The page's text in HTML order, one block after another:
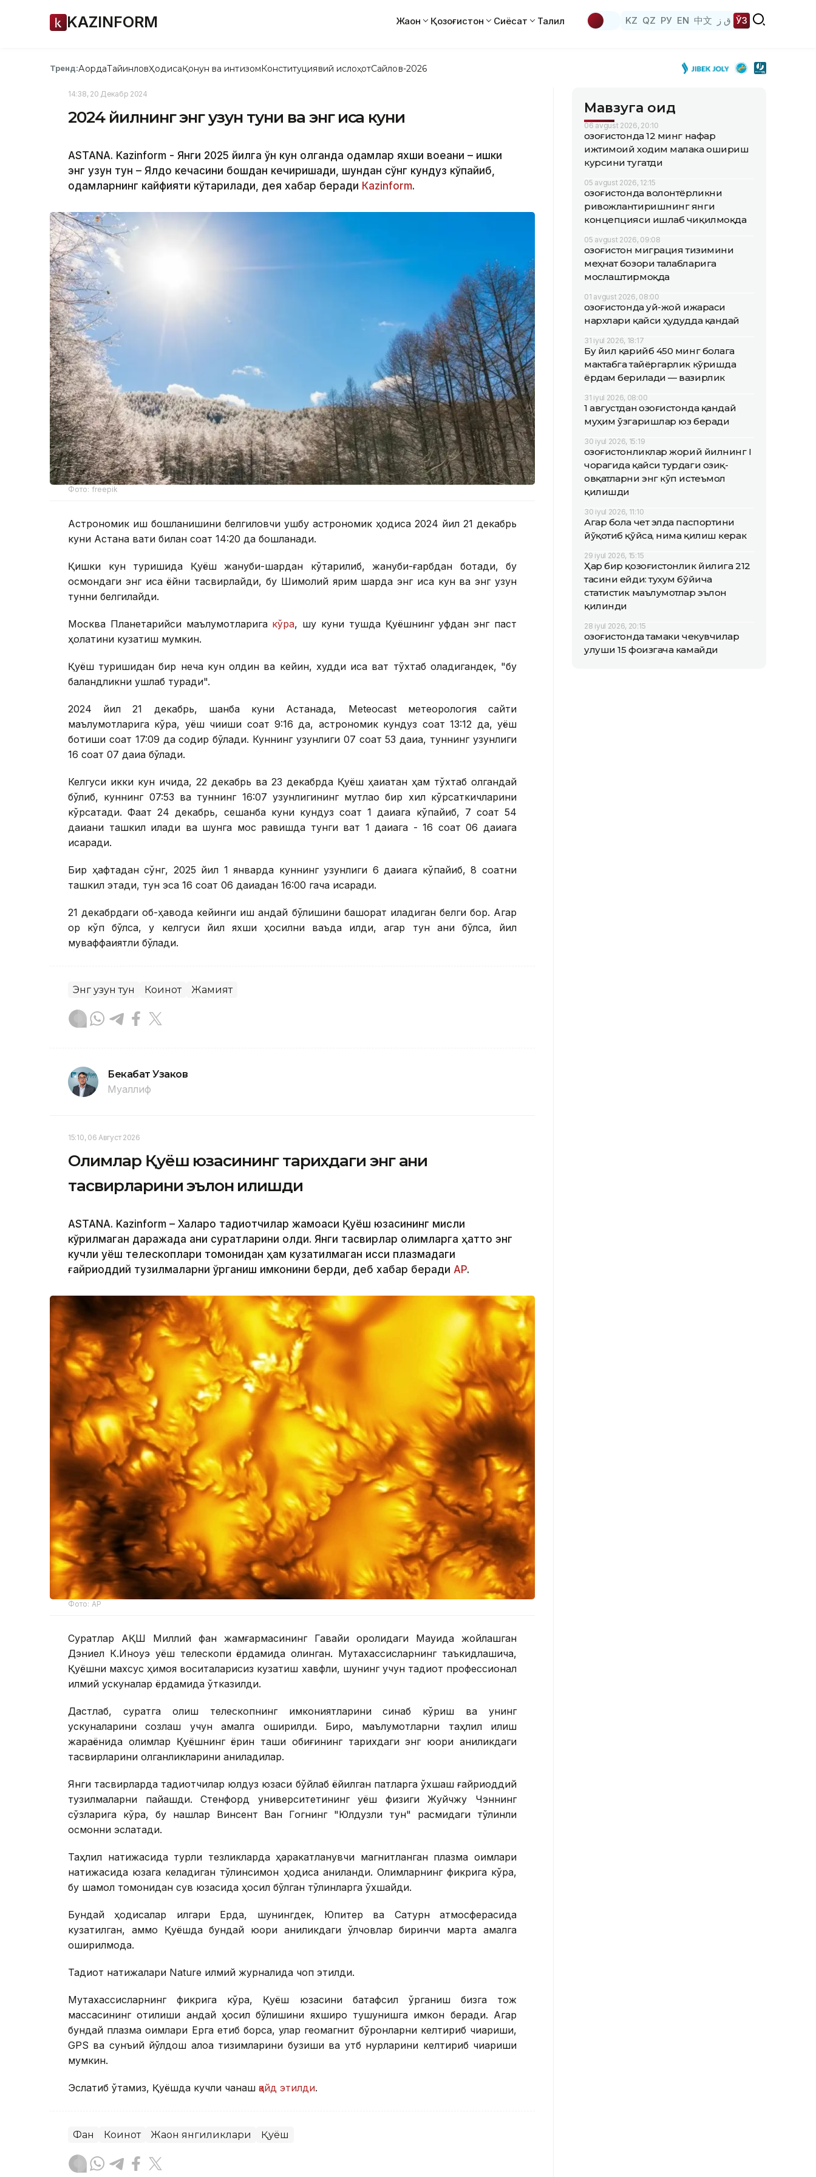
KAZINFORM Жаҳон Қозоғистон Сиёсат Таҳлил KZ QZ РУ EN 中文 ق ز ЎЗ
Тренд:АқордаТайинловҲодисаҚонун ва интизомКонституциявий ислоҳотСайлов-2026
14:38, 20 Декабр 2024
2024 йилнинг энг узун туни ва энг қисқа куни
ASTANA. Kazinform - Янги 2025 йилга ўн кун қолганда одамлар яхши воқеани – қишки
энг узун тун – Ялдо кечасини бошдан кечиришади, шундан сўнг кундуз кўпайиб,
одамларнинг кайфияти кўтарилади, дея хабар беради Кazinform.
Фото: freepik
Астрономик қиш бошланишини белгиловчи ушбу астрономик ҳодиса 2024 йил 21 декабрь
куни Астана вақти билан соат 14:20 да бошланади.
Қишки кун туришида Қуёш жануби-шарқдан кўтарилиб, жануби-ғарбдан ботади, бу
осмондаги энг қисқа ёйни тасвирлайди, бу Шимолий ярим шарда энг қисқа кун ва энг узун
тунни белгилайди.
Москва Планетарийси маълумотларига кўра, шу куни тушда Қуёшнинг уфқдан энг паст
ҳолатини кузатиш мумкин.
Қуёш туришидан бир неча кун олдин ва кейин, худди қисқа вақт тўхтаб қоладигандек, "бу
баландликни ушлаб туради".
2024 йил 21 декабрь, шанба куни Астанада, Meteocast метеорология сайти
маълумотларига кўра, қуёш чиқиши соат 9:16 да, астрономик кундуз соат 13:12 да, қуёш
ботиши соат 17:09 да содир бўлади. Куннинг узунлиги 07 соат 53 дақиқа, туннинг узунлиги
16 соат 07 дақиқа бўлади.
Келгуси икки кун ичида, 22 декабрь ва 23 декабрда Қуёш ҳақиқатан ҳам тўхтаб қолгандай
бўлиб, куннинг 07:53 ва туннинг 16:07 узунлигининг мутлақо бир хил кўрсаткичларини
кўрсатади. Фақат 24 декабрь, сешанба куни кундуз соат 1 дақиқага кўпайиб, 7 соат 54
дақиқани ташкил қилади ва шунга мос равишда тунги вақт 1 дақиқага - 16 соат 06 дақиқага
қисқаради.
Бир ҳафтадан сўнг, 2025 йил 1 январда куннинг узунлиги 6 дақиқага кўпайиб, 8 соатни
ташкил этади, тун эса 16 соат 06 дақиқадан 16:00 гача қисқаради.
21 декабрдаги об-ҳавода кейинги қиш қандай бўлишини башорат қиладиган белги бор. Агар
қор кўп бўлса, у келгуси йил яхши ҳосилни ваъда қилди, агар тун аниқ бўлса, йил
муваффақиятли бўлади.
Энг узун тун Коинот Жамият
Бекабат Узаков
Муаллиф
15:10, 06 Август 2026
Олимлар Қуёш юзасининг тарихдаги энг аниқ
тасвирларини эълон қилишди
ASTANА. Kazinform – Халқаро тадқиқотчилар жамоаси Қуёш юзасининг мисли
кўрилмаган даражада аниқ суратларини олди. Янги тасвирлар олимларга ҳатто энг
кучли қуёш телескоплари томонидан ҳам кузатилмаган иссиқ плазмадаги
ғайриоддий тузилмаларни ўрганиш имконини берди, деб хабар беради АP.
Фото: AP
Суратлар АҚШ Миллий фан жамғармасининг Гавайи оролидаги Мауида жойлашган
Дэниел К.Иноуэ қуёш телескопи ёрдамида олинган. Мутахассисларнинг таъкидлашича,
Қуёшни махсус ҳимоя воситаларисиз кузатиш хавфли, шунинг учун тадқиқот профессионал
илмий ускуналар ёрдамида ўтказилди.
Дастлаб, суратга олиш телескопнинг имкониятларини синаб кўриш ва унинг
ускуналарини созлаш учун амалга оширилди. Бироқ, маълумотларни таҳлил қилиш
жараёнида олимлар Қуёшнинг ёрқин ташқи қобиғининг тарихдаги энг юқори аниқликдаги
тасвирларини олганликларини аниқладилар.
Янги тасвирларда тадқиқотчилар юлдуз юзаси бўйлаб ёйилган патларга ўхшаш ғайриоддий
тузилмаларни пайқашди. Стенфорд университетининг қуёш физиги Жуйчжу Чэннинг
сўзларига кўра, бу нақшлар Винсент Ван Гогнинг "Юлдузли тун" расмидаги тўлқинли
осмонни эслатади.
Таҳлил натижасида турли тезликларда ҳаракатланувчи магнитланган плазма оқимлари
натижасида юзага келадиган тўлқинсимон ҳодиса аниқланди. Олимларнинг фикрига кўра,
бу шамол томонидан сув юзасида ҳосил бўлган тўлқинларга ўхшайди.
Бундай ҳодисалар илгари Ерда, шунингдек, Юпитер ва Сатурн атмосферасида
кузатилган, аммо Қуёшда бундай юқори аниқликдаги ўлчовлар биринчи марта амалга
оширилмоқда.
Тадқиқот натижалари Nature илмий журналида чоп этилди.
Мутахассисларнинг фикрига кўра, Қуёш юзасини батафсил ўрганиш бизга тож
массасининг отилиши қандай ҳосил бўлишини яхшироқ тушунишга имкон беради. Агар
бундай плазма оқимлари Ерга етиб борса, улар геомагнит бўронларни келтириб чиқариши,
GPS ва сунъий йўлдош алоқа тизимларини бузиши ва қутб нурларини келтириб чиқариши
мумкин.
Эслатиб ўтамиз, Қуёшда кучли чақнаш қайд этилди.
Фан Коинот Жаҳон янгиликлари Қуёш
Мавзуга оид
06 avgust 2026, 20:10
Қозоғистонда 12 минг нафар
ижтимоий ходим малака ошириш
курсини тугатди
05 avgust 2026, 12:15
Қозоғистонда волонтёрликни
ривожлантиришнинг янги
концепцияси ишлаб чиқилмоқда
05 avgust 2026, 09:08
Қозоғистон миграция тизимини
меҳнат бозори талабларига
мослаштирмоқда
01 avgust 2026, 08:00
Қозоғистонда уй-жой ижараси
нархлари қайси ҳудудда қандай
31 iyul 2026, 18:17
Бу йил қарийб 450 минг болага
мактабга тайёргарлик кўришда
ёрдам берилади — вазирлик
31 iyul 2026, 08:00
1 августдан Қозоғистонда қандай
муҳим ўзгаришлар юз беради
30 iyul 2026, 15:19
Қозоғистонликлар жорий йилнинг I
чорагида қайси турдаги озиқ-
овқатларни энг кўп истеъмол
қилишди
30 iyul 2026, 11:10
Агар бола чет элда паспортини
йўқотиб қўйса, нима қилиш керак
29 iyul 2026, 15:15
Ҳар бир қозоғистонлик йилига 212
тасини ейди: тухум бўйича
статистик маълумотлар эълон
қилинди
28 iyul 2026, 20:15
Қозоғистонда тамаки чекувчилар
улуши 15 фоизгача камайди